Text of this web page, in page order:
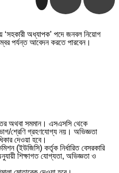
‘সহকারী অধ্যাপক’ পদে জনবল নিয়োগ
পর্যন্ত আবেদন করতে পারবেন।
অথবা সমমান। এসএসসি থেকে
শ্রেণি গ্রহণযোগ্য নয়। অভিজ্ঞতা
দেওয়া হবে।
(ইউজিসি) কর্তৃক নির্ধারিত বেসরকারি
শিক্ষাগত যোগ্যতা, অভিজ্ঞতা ও